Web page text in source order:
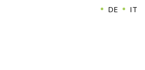
DE IT